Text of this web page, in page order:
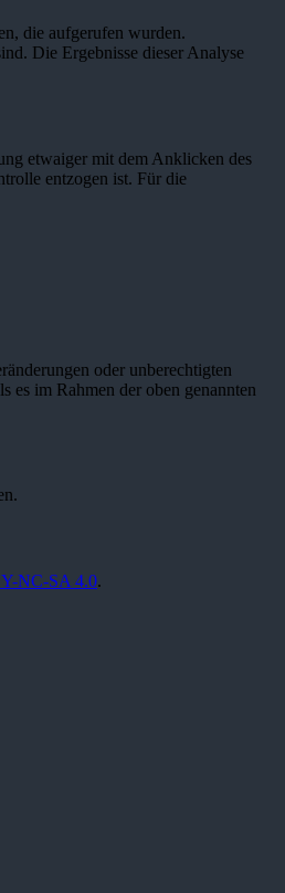
die aufgerufen wurden.
Die Ergebnisse dieser Analyse
etwaiger mit dem Anklicken des
entzogen ist. Für die
oder unberechtigten
es im Rahmen der oben genannten
NC-SA 4.0.